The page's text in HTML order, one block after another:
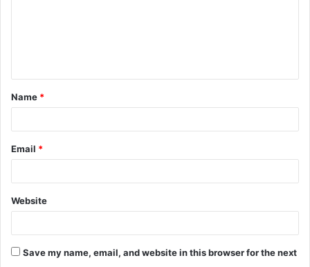
t
*
Name *
Email *
Website
Save my name, email, and website in this browser for the next